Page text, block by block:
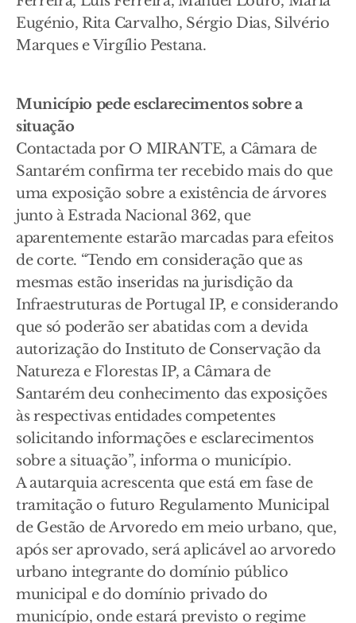
Eugénio, Rita Carvalho, Sérgio Dias, Silvério
Marques e Virgílio Pestana.
Município pede esclarecimentos sobre a
situação
Contactada por O MIRANTE, a Câmara de
Santarém confirma ter recebido mais do que
uma exposição sobre a existência de árvores
junto à Estrada Nacional 362, que
aparentemente estarão marcadas para efeitos
de corte. “Tendo em consideração que as
mesmas estão inseridas na jurisdição da
Infraestruturas de Portugal IP, e considerando
que só poderão ser abatidas com a devida
autorização do Instituto de Conservação da
Natureza e Florestas IP, a Câmara de
Santarém deu conhecimento das exposições
às respectivas entidades competentes
solicitando informações e esclarecimentos
sobre a situação”, informa o município.
A autarquia acrescenta que está em fase de
tramitação o futuro Regulamento Municipal
de Gestão de Arvoredo em meio urbano, que,
após ser aprovado, será aplicável ao arvoredo
urbano integrante do domínio público
municipal e do domínio privado do
município, onde estará previsto o regime